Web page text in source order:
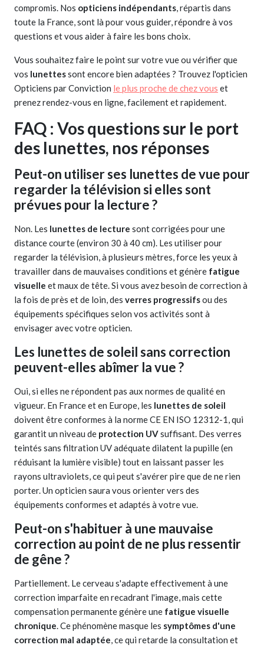
compromis. Nos opticiens indépendants, répartis dans
toute la France, sont là pour vous guider, répondre à vos
questions et vous aider à faire les bons choix.
Vous souhaitez faire le point sur votre vue ou vérifier que
vos lunettessont encore bien adaptées ? Trouvez l'opticien
Opticiens par Conviction le plus proche de chez vous et
prenez rendez-vous en ligne, facilement et rapidement.
FAQ : Vos questions sur le port
des lunettes, nos réponses
Peut-on utiliser ses lunettes de vue pour
regarder la télévision si elles sont
prévues pour la lecture ?
Non. Les lunettes de lecture sont corrigées pour une
distance courte (environ 30 à 40 cm). Les utiliser pour
regarder la télévision, à plusieurs mètres, force les yeux à
travailler dans de mauvaises conditions et génère fatigue
visuelle et maux de tête. Si vous avez besoin de correction à
la fois de près et de loin, des verres progressifsou des
équipements spécifiques selon vos activités sont à
envisager avec votre opticien.
Les lunettes de soleil sans correction
peuvent-elles abîmer la vue ?
Oui, si elles ne répondent pas aux normes de qualité en
vigueur. En France et en Europe, les lunettes de soleil
doivent être conformes à la norme CE EN ISO 12312-1, qui
garantit un niveau de protection UVsuffisant. Des verres
teintés sans filtration UV adéquate dilatent la pupille (en
réduisant la lumière visible) tout en laissant passer les
rayons ultraviolets, ce qui peut s'avérer pire que de ne rien
porter. Un opticien saura vous orienter vers des
équipements conformes et adaptés à votre vue.
Peut-on s'habituer à une mauvaise
correction au point de ne plus ressentir
de gêne ?
Partiellement. Le cerveau s'adapte effectivement à une
correction imparfaite en recadrant l'image, mais cette
compensation permanente génère une fatigue visuelle
chronique. Ce phénomène masque les symptômes d'une
correction mal adaptée, ce qui retarde la consultation et